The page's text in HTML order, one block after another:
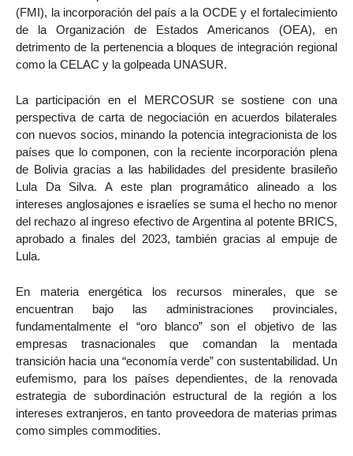
(FMI), la incorporación del país a la OCDE y el fortalecimiento
de la Organización de Estados Americanos (OEA), en
detrimento de la pertenencia a bloques de integración regional
como la CELAC y la golpeada UNASUR.
La participación en el MERCOSUR se sostiene con una
perspectiva de carta de negociación en acuerdos bilaterales
con nuevos socios, minando la potencia integracionista de los
países que lo componen, con la reciente incorporación plena
de Bolivia gracias a las habilidades del presidente brasileño
Lula Da Silva. A este plan programático alineado a los
intereses anglosajones e israelíes se suma el hecho no menor
del rechazo al ingreso efectivo de Argentina al potente BRICS,
aprobado a finales del 2023, también gracias al empuje de
Lula.
En materia energética los recursos minerales, que se
encuentran bajo las administraciones provinciales,
fundamentalmente el “oro blanco” son el objetivo de las
empresas trasnacionales que comandan la mentada
transición hacia una “economía verde” con sustentabilidad. Un
eufemismo, para los países dependientes, de la renovada
estrategia de subordinación estructural de la región a los
intereses extranjeros, en tanto proveedora de materias primas
como simples commodities.